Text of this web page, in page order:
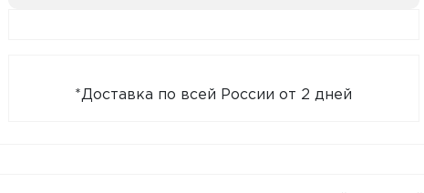
*Доставка по всей России от 2 дней